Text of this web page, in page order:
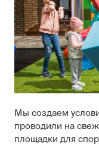
Мы создаем
проводили на
площадки для